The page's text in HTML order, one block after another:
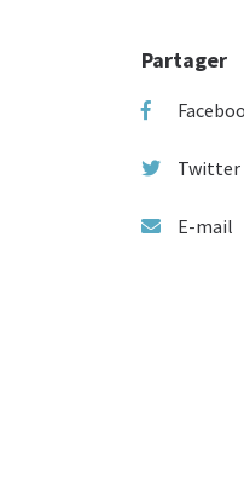
Partager
Twitter
E-mail